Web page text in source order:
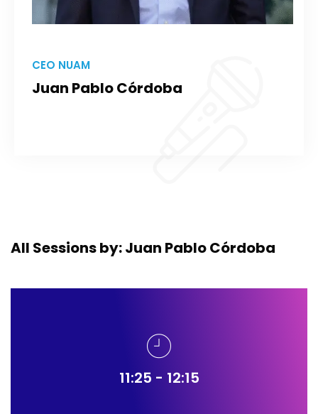
CEO NUAM
Juan Pablo Córdoba
All Sessions by: Juan Pablo Córdoba
11:25 - 12:15